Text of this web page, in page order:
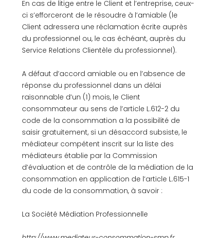
En cas de litige entre le Client et l’entreprise, ceux-
ci s’efforceront de le résoudre à l’amiable (le
Client adressera une réclamation écrite auprès
du professionnel ou, le cas échéant, auprès du
Service Relations Clientèle du professionnel).
A défaut d’accord amiable ou en l’absence de
réponse du professionnel dans un délai
raisonnable d’un (1) mois, le Client
consommateur au sens de l’article L.612-2 du
code de la consommation a la possibilité de
saisir gratuitement, si un désaccord subsiste, le
médiateur compétent inscrit sur la liste des
médiateurs établie par la Commission
d’évaluation et de contrôle de la médiation de la
consommation en application de l’article L.615-1
du code de la consommation, à savoir :
La Société Médiation Professionnelle